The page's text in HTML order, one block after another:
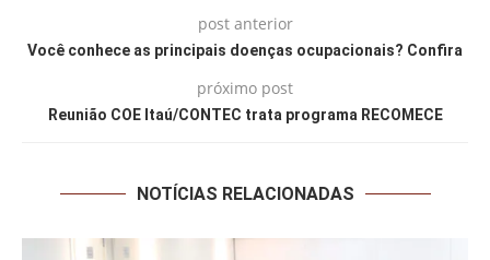
post anterior
Você conhece as principais doenças ocupacionais? Confira
próximo post
Reunião COE Itaú/CONTEC trata programa RECOMECE
NOTÍCIAS RELACIONADAS